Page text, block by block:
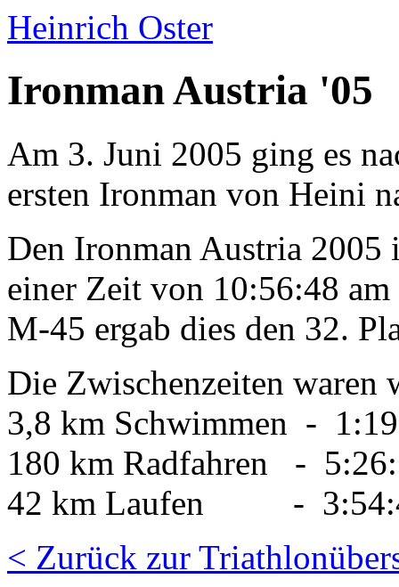
Heinrich Oster
Ironman Austria '05
Am 3. Juni 2005 ging es
ersten Ironman von Heini
Den Ironman Austria 2005
einer Zeit von 10:56:48
M-45 ergab dies den 32.
Die Zwischenzeiten waren
3,8 km Schwimmen -
180 km Radfahren -
42 km Laufen -
< Zurück zur